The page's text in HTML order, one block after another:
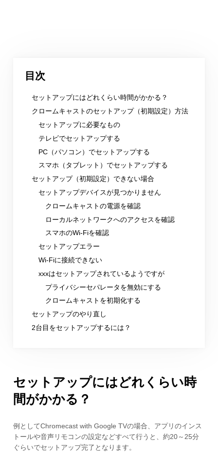
目次
セットアップにはどれくらい時間がかかる？
クロームキャストのセットアップ（初期設定）方法
セットアップに必要なもの
テレビでセットアップする
PC（パソコン）でセットアップする
スマホ（タブレット）でセットアップする
セットアップ（初期設定）できない場合
セットアップデバイスが見つかりません
クロームキャストの電源を確認
ローカルネットワークへのアクセスを確認
スマホのWi-Fiを確認
セットアップエラー
Wi-Fiに接続できない
xxxはセットアップされているようですが
プライバシーセパレータを無効にする
クロームキャストを初期化する
セットアップのやり直し
2台目をセットアップするには？
セットアップにはどれくらい時
間がかかる？
例としてChromecast with Google TVの場合、アプリのインス
トールや音声リモコンの設定などすべて行うと、約20～25分
ぐらいでセットアップ完了となります。